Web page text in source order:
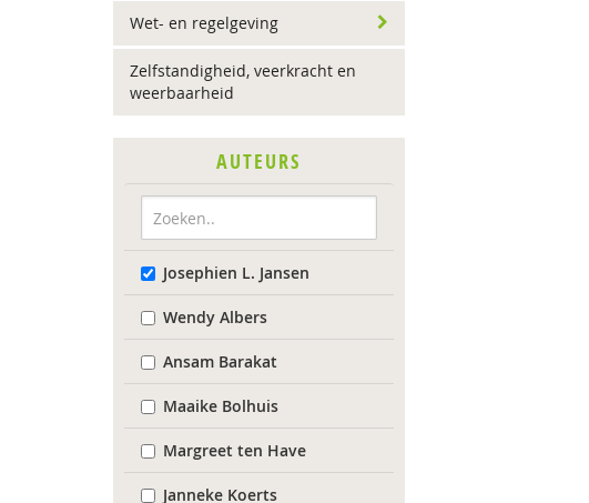
Wet- en regelgeving
Zelfstandigheid, veerkracht en
weerbaarheid
AUTEURS
Josephien L. Jansen
Wendy Albers
Ansam Barakat
Maaike Bolhuis
Margreet ten Have
Janneke Koerts